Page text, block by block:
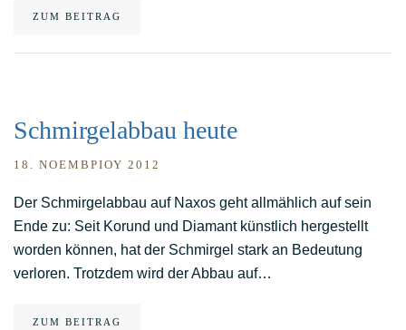
ZUM BEITRAG
Schmirgelabbau heute
18. ΝΟΕΜΒΡΊΟΥ 2012
Der Schmirgelabbau auf Naxos geht allmählich auf sein
Ende zu: Seit Korund und Diamant künstlich hergestellt
worden können, hat der Schmirgel stark an Bedeutung
verloren. Trotzdem wird der Abbau auf…
ZUM BEITRAG